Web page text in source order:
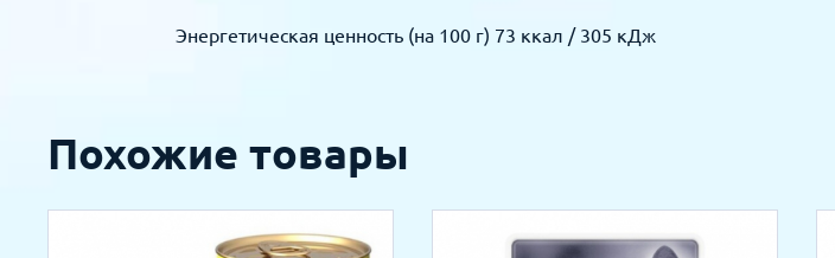
Энергетическая ценность (на 100 г) 73 ккал / 305 кДж
Похожие товары